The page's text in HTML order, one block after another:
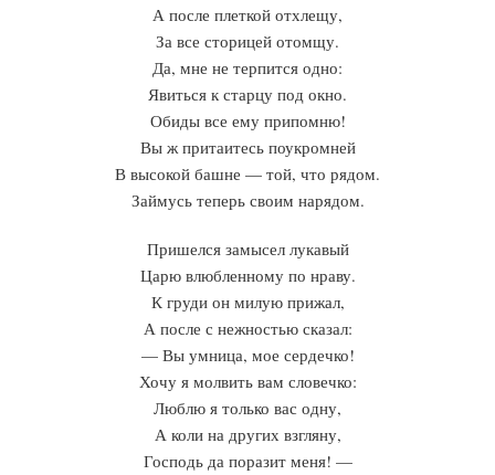
А после плеткой отхлещу,
За все сторицей отомщу.
Да, мне не терпится одно:
Явиться к старцу под окно.
Обиды все ему припомню!
Вы ж притаитесь поукромней
В высокой башне — той, что рядом.
Займусь теперь своим нарядом.
Пришелся замысел лукавый
Царю влюбленному по нраву.
К груди он милую прижал,
А после с нежностью сказал:
— Вы умница, мое сердечко!
Хочу я молвить вам словечко:
Люблю я только вас одну,
А коли на других взгляну,
Господь да поразит меня! —